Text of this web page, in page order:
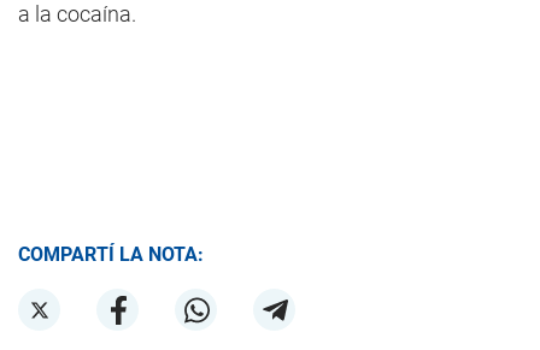
a la cocaína.
COMPARTÍ LA NOTA: